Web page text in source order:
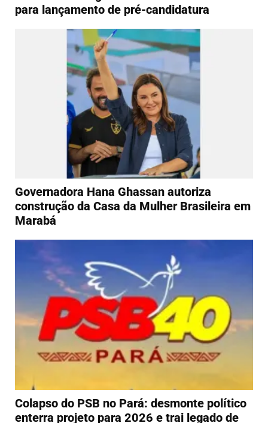
para lançamento de pré-candidatura
Governadora Hana Ghassan autoriza
construção da Casa da Mulher Brasileira em
Marabá
Colapso do PSB no Pará: desmonte político
enterra projeto para 2026 e trai legado de